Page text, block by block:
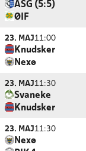
ASG (5:5)
ØIF
23. MAJ11:00
Knudsker
Nexø
23. MAJ11:30
Svaneke
Knudsker
23. MAJ11:30
Nexø